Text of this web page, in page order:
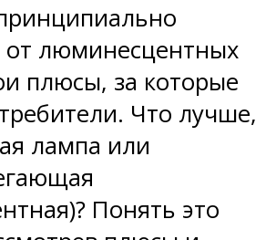
от люминесцентных
плюсы, за которые
Что лучше,
лампа или
Понять это